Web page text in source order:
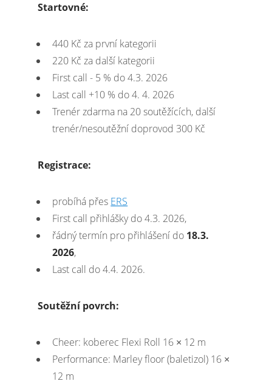
Startovné:
440 Kč za první kategorii
220 Kč za další kategorii
First call - 5 % do 4.3. 2026
Last call +10 % do 4. 4. 2026
Trenér zdarma na 20 soutěžících, další
trenér/nesoutěžní doprovod 300 Kč
Registrace:
probíhá přes ERS
First call přihlášky do 4.3. 2026,
řádný termín pro přihlášení do 18.3.
2026,
Last call do 4.4. 2026.
Soutěžní povrch:
Cheer: koberec Flexi Roll 16 × 12 m
Performance: Marley floor (baletizol) 16 ×
12 m